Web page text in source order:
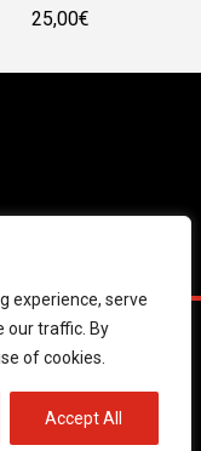
experience, serve
our traffic. By
of cookies.
Accept All
25,00€
Privacy Policy
web creado por